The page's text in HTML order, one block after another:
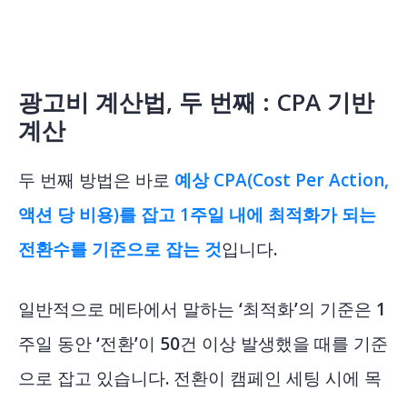
광고비 계산법, 두 번째 : CPA 기반
계산
두 번째 방법은 바로 예상 CPA(Cost Per Action,
액션 당 비용)를 잡고 1주일 내에 최적화가 되는
전환수를 기준으로 잡는 것입니다.
일반적으로 메타에서 말하는 ‘최적화’의 기준은 1
주일 동안 ‘전환’이 50건 이상 발생했을 때를 기준
으로 잡고 있습니다. 전환이 캠페인 세팅 시에 목